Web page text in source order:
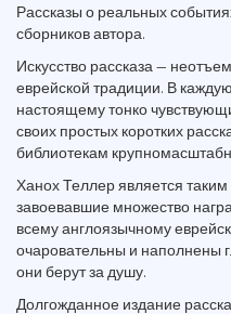
Рассказы о реальных
сборников автора.
Искусство рассказа —
еврейской традиции. В
настоящему тонко
своих простых коротких
библиотекам
Ханох Теллер является
завоевавшие множество
всему англоязычному
очаровательны и наполнены
они берут за душу.
Долгожданное издание